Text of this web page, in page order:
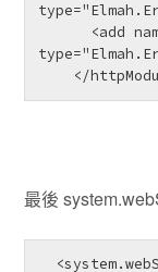
</
最後